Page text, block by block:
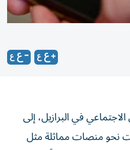
في البرازيل، إلى
نحو منصات مماثلة مثل